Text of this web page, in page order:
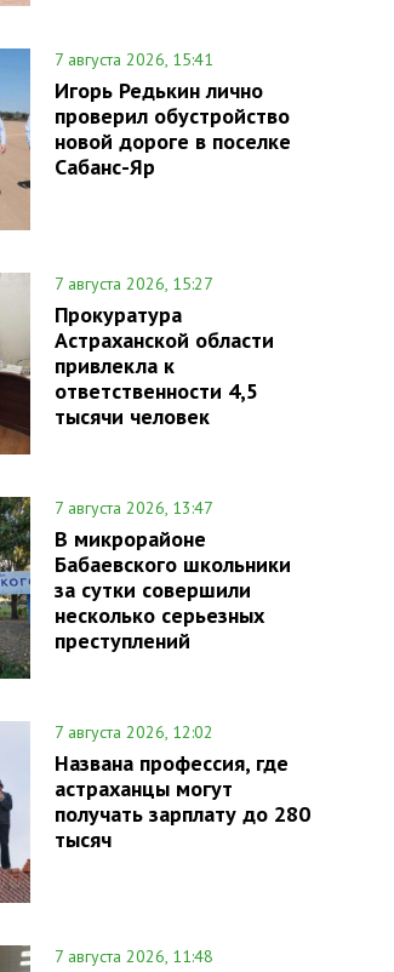
7 августа 2026, 15:41
Игорь Редькин лично
проверил обустройство
новой дороге в поселке
Сабанс-Яр
7 августа 2026, 15:27
Прокуратура
Астраханской области
привлекла к
ответственности 4,5
тысячи человек
7 августа 2026, 13:47
В микрорайоне
Бабаевского школьники
за сутки совершили
несколько серьезных
преступлений
7 августа 2026, 12:02
Названа профессия, где
астраханцы могут
получать зарплату до 280
тысяч
7 августа 2026, 11:48